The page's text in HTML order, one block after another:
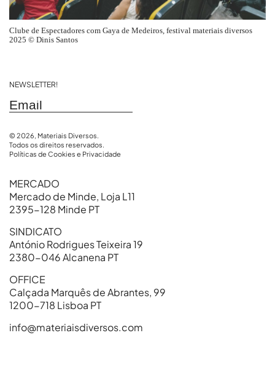
Clube de Espectadores com Gaya de Medeiros, festival materiais diversos
2025 © Dinis Santos
NEWSLETTER!
© 2026, Materiais Diversos.
Todos os direitos reservados.
Políticas de Cookies e Privacidade
MERCADO
Mercado de Minde, Loja L11
2395-128 Minde PT
SINDICATO
António Rodrigues Teixeira 19
2380-046 Alcanena PT
OFFICE
Calçada Marquês de Abrantes, 99
1200-718 Lisboa PT
info@materiaisdiversos.com